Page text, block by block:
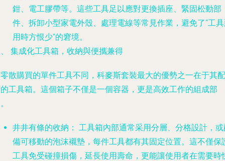
鉗、電工膠帶等。這些工具足以應對更換插座、緊固松動部
件、拆卸小型家電外殼、處理電線等常見作業，避免了“工
用時方恨少”的窘境。
集成化工具箱，收納與便攜兼得
散購買的單件工具不同，科麥斯套裝最大的優勢之一在于其配
工具箱。這個箱子不僅是一個容器，更是高效工作的組成部
井井有條的收納： 工具箱內部通常采用分層、分格設計，
備可移動的泡沫襯墊，每件工具都有其固定位置。這不僅保
工具免受碰撞損傷，延長使用壽命，更能讓使用者在需要時